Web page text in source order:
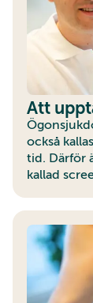
Att
också
tid. Därför
kallad